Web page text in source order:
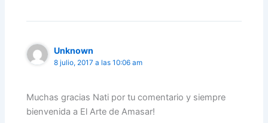
Unknown
8 julio, 2017 a las 10:06 am
Muchas gracias Nati por tu comentario y siempre
bienvenida a El Arte de Amasar!